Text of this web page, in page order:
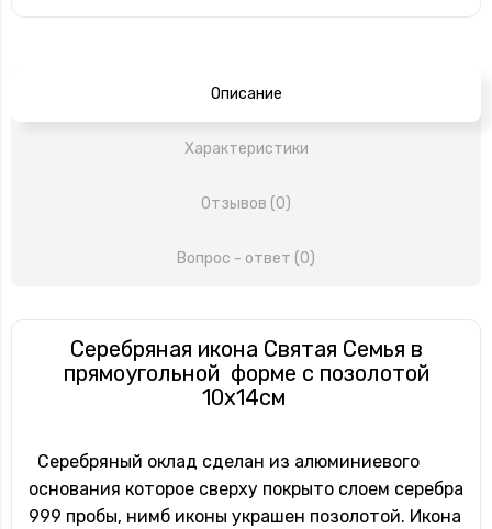
Описание
Характеристики
Отзывов (0)
Вопрос - ответ (0)
Серебряная икона Святая Семья в
прямоугольной форме с позолотой
10х14см
Серебряный оклад сделан из алюминиевого
основания которое сверху покрыто слоем серебра
999 пробы, нимб иконы украшен позолотой. Икона